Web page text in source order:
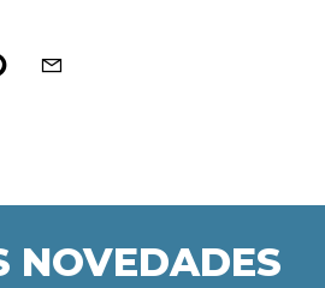
NOVEDADES